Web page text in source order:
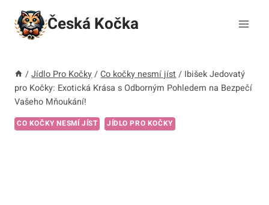
Přeskočit
obsah
Česká Kočka
/ Jídlo Pro Kočky / Co kočky nesmí jíst / Ibišek Jedovatý
pro Kočky: Exotická Krása s Odborným Pohledem na Bezpečí
Vašeho Mňoukání!
CO KOČKY NESMÍ JÍST JÍDLO PRO KOČKY